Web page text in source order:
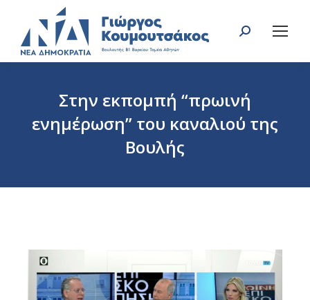
Search:
Στην εκπομπή “πρωινή
ενημέρωση” του καναλιού της
Βουλής